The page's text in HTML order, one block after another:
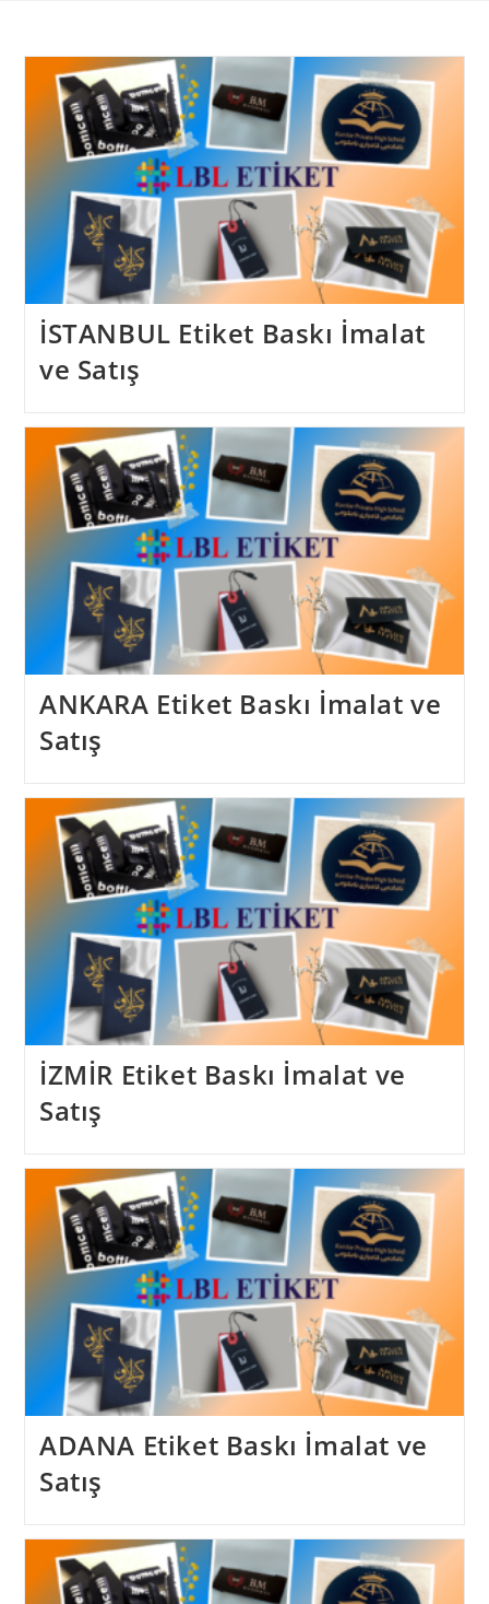
İSTANBUL Etiket Baskı İmalat
ve Satış
ANKARA Etiket Baskı İmalat ve
Satış
İZMİR Etiket Baskı İmalat ve
Satış
ADANA Etiket Baskı İmalat ve
Satış